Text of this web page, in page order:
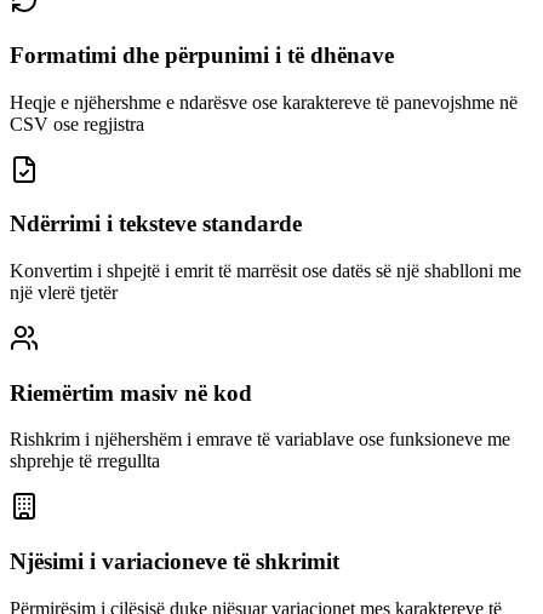
Formatimi dhe përpunimi i të dhënave
Heqje e njëhershme e ndarësve ose karaktereve të panevojshme në
CSV ose regjistra
Ndërrimi i teksteve standarde
Konvertim i shpejtë i emrit të marrësit ose datës së një shablloni me
një vlerë tjetër
Riemërtim masiv në kod
Rishkrim i njëhershëm i emrave të variablave ose funksioneve me
shprehje të rregullta
Njësimi i variacioneve të shkrimit
Përmirësim i cilësisë duke njësuar variacionet mes karaktereve të